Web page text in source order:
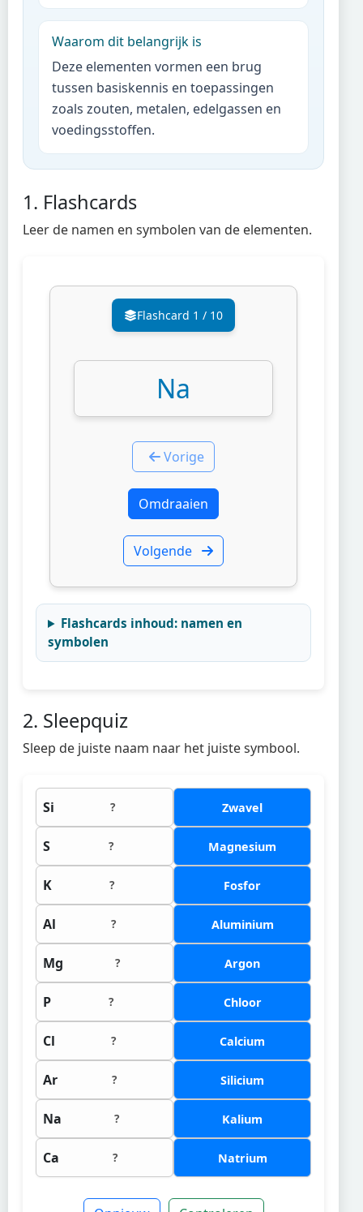
Waarom dit belangrijk is
Deze elementen vormen een brug
tussen basiskennis en toepassingen
zoals zouten, metalen, edelgassen en
voedingsstoffen.
1. Flashcards
Leer de namen en symbolen van de elementen.
Flashcard 1 / 10
Na
Vorige
Omdraaien
Volgende
Flashcards inhoud: namen en
symbolen
2. Sleepquiz
Sleep de juiste naam naar het juiste symbool.
Si ?
S ?
K ?
Al ?
Mg ?
P ?
Cl ?
Ar ?
Na ?
Ca ?
Zwavel
Magnesium
Fosfor
Aluminium
Argon
Chloor
Calcium
Silicium
Kalium
Natrium